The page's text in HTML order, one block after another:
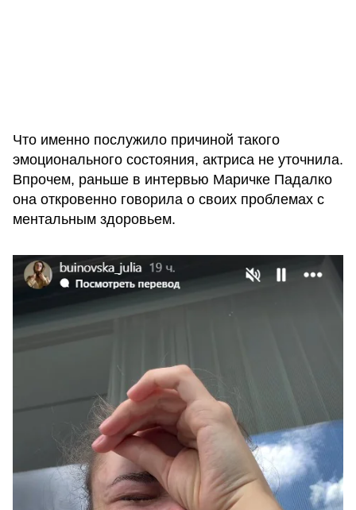
Что именно послужило причиной такого
эмоционального состояния, актриса не уточнила.
Впрочем, раньше в интервью Маричке Падалко
она откровенно говорила о своих проблемах с
ментальным здоровьем.